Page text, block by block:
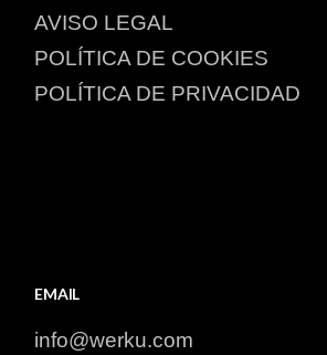
AVISO LEGAL​
POLÍTICA DE COOKIES​
POLÍTICA DE PRIVACIDAD​
EMAIL
info@werku.com